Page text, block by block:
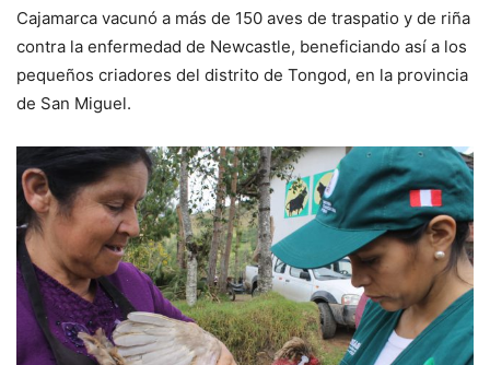
Cajamarca vacunó a más de 150 aves de traspatio y de riña
contra la enfermedad de Newcastle, beneficiando así a los
pequeños criadores del distrito de Tongod, en la provincia
de San Miguel.